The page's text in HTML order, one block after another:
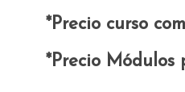
*Precio curso
*Precio Módulos